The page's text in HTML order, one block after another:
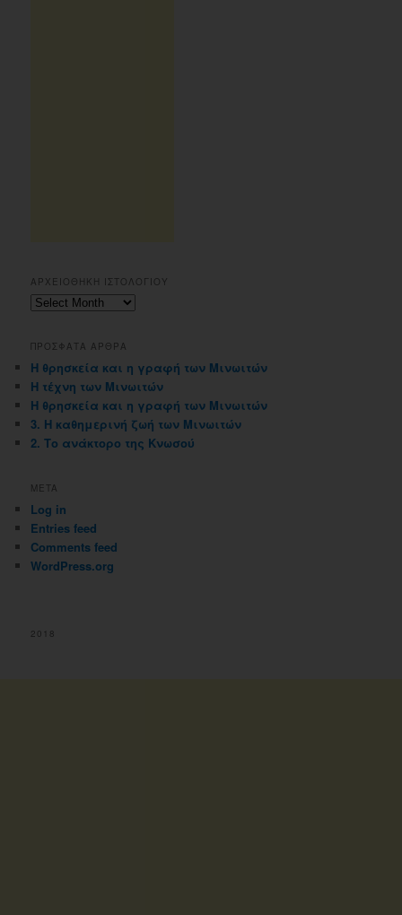
ΑΡΧΕΙΟΘΗΚΗ ΙΣΤΟΛΟΓΙΟΥ
Αρχειοθηκη
ΠΡΟΣΦΑΤΑ ΑΡΘΡΑ
Η θρησκεία και η γραφή των Μινωιτών
Η τέχνη των Μινωιτών
Η θρησκεία και η γραφή των Μινωιτών
3. Η καθημερινή ζωή των Μινωιτών
2. Το ανάκτορο της Κνωσού
META
Log in
Entries feed
Comments feed
WordPress.org
2018